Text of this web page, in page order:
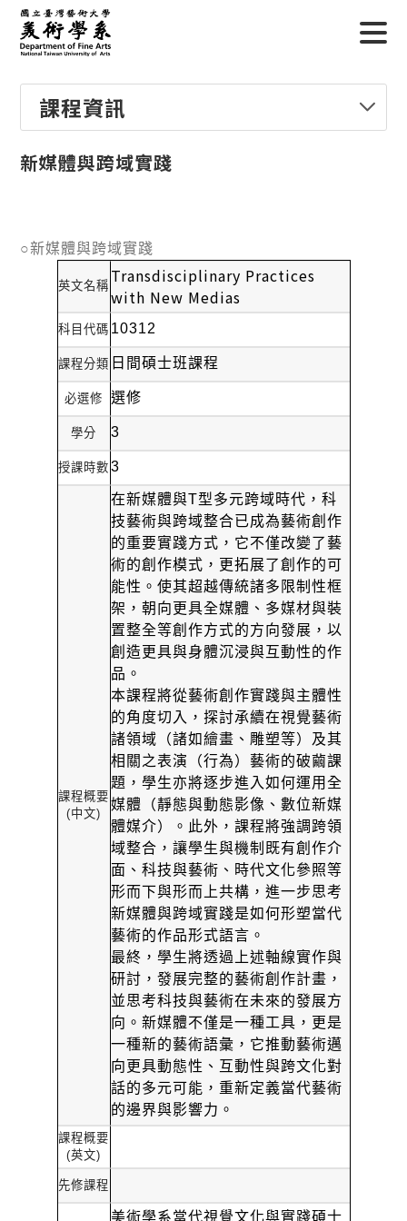
課程資訊
新媒體與跨域實踐
○新媒體與跨域實踐
英文名稱 Transdisciplinary Practices
with New Medias
科目代碼 10312
課程分類 日間碩士班課程
必選修 選修
學分 3
授課時數 3
課程概要
(中文)
在新媒體與T型多元跨域時代，科
技藝術與跨域整合已成為藝術創作
的重要實踐方式，它不僅改變了藝
術的創作模式，更拓展了創作的可
能性。使其超越傳統諸多限制性框
架，朝向更具全媒體、多媒材與裝
置整全等創作方式的方向發展，以
創造更具與身體沉浸與互動性的作
品。
本課程將從藝術創作實踐與主體性
的角度切入，探討承續在視覺藝術
諸領域（諸如繪畫、雕塑等）及其
相關之表演（行為）藝術的破繭課
題，學生亦將逐步進入如何運用全
媒體（靜態與動態影像、數位新媒
體媒介）。此外，課程將強調跨領
域整合，讓學生與機制既有創作介
面、科技與藝術、時代文化參照等
形而下與形而上共構，進一步思考
新媒體與跨域實踐是如何形塑當代
藝術的作品形式語言。
最終，學生將透過上述軸線實作與
研討，發展完整的藝術創作計畫，
並思考科技與藝術在未來的發展方
向。新媒體不僅是一種工具，更是
一種新的藝術語彙，它推動藝術邁
向更具動態性、互動性與跨文化對
話的多元可能，重新定義當代藝術
的邊界與影響力。
課程概要
(英文)
先修課程
美術學系當代視覺文化與實踐碩士